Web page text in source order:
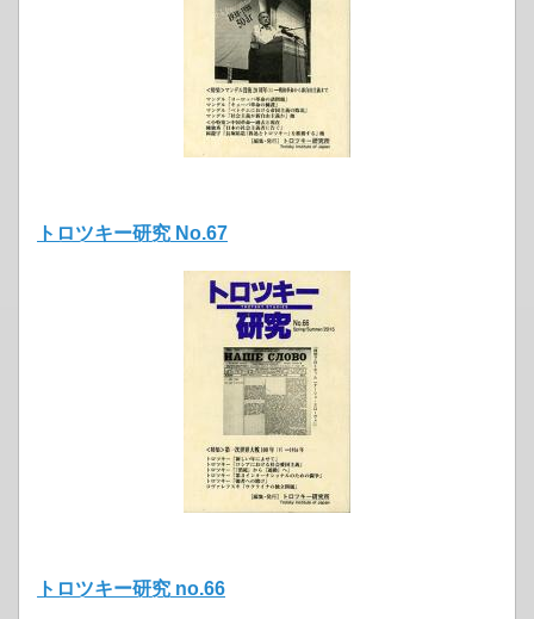
トロツキー研究 No.67
トロツキー研究 no.66